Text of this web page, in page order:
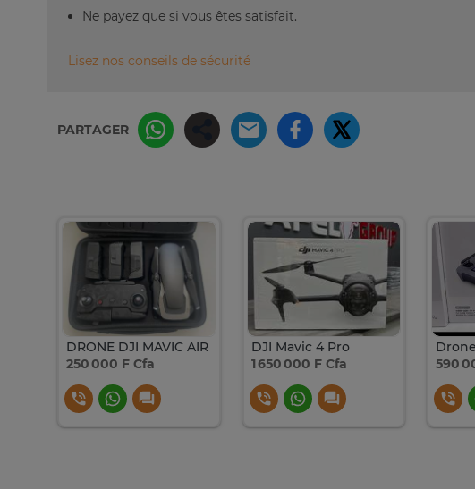
Ne payez que si vous êtes satisfait.
Lisez nos conseils de sécurité
PARTAGER
DRONE DJI MAVIC AIR
250 000 F Cfa
DJI Mavic 4 Pro
1 650 000 F Cfa
590